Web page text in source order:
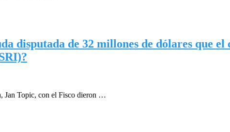
disputada de 32 millones de dólares que
Jan Topic, con el Fisco dieron …